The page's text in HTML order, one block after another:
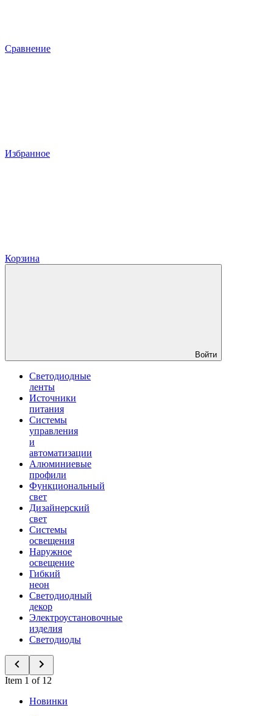
Сравнение
Избранное
Корзина
Войти
Светодиодные
ленты
Источники
питания
Системы
управления
и
автоматизации
Алюминиевые
профили
Функциональный
свет
Дизайнерский
свет
Системы
освещения
Наружное
освещение
Гибкий
неон
Светодиодный
декор
Электроустановочные
изделия
Светодиоды
Item 1 of 12
Новинки